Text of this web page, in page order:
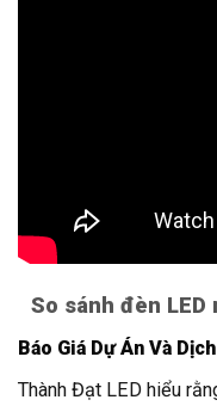
So sánh đèn
Báo Giá Dự Án Và
Thành Đạt LED hiểu